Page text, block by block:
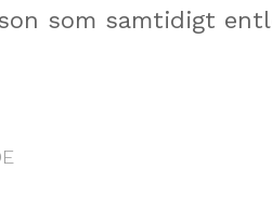
som samtidigt